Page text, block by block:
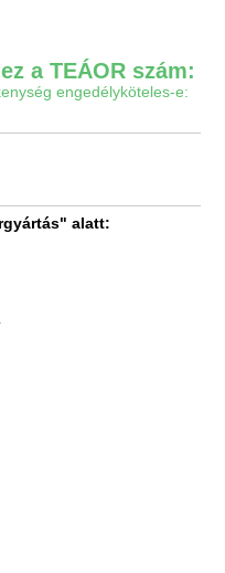
a TEÁOR szám:
engedélyköteles-e:
alatt: